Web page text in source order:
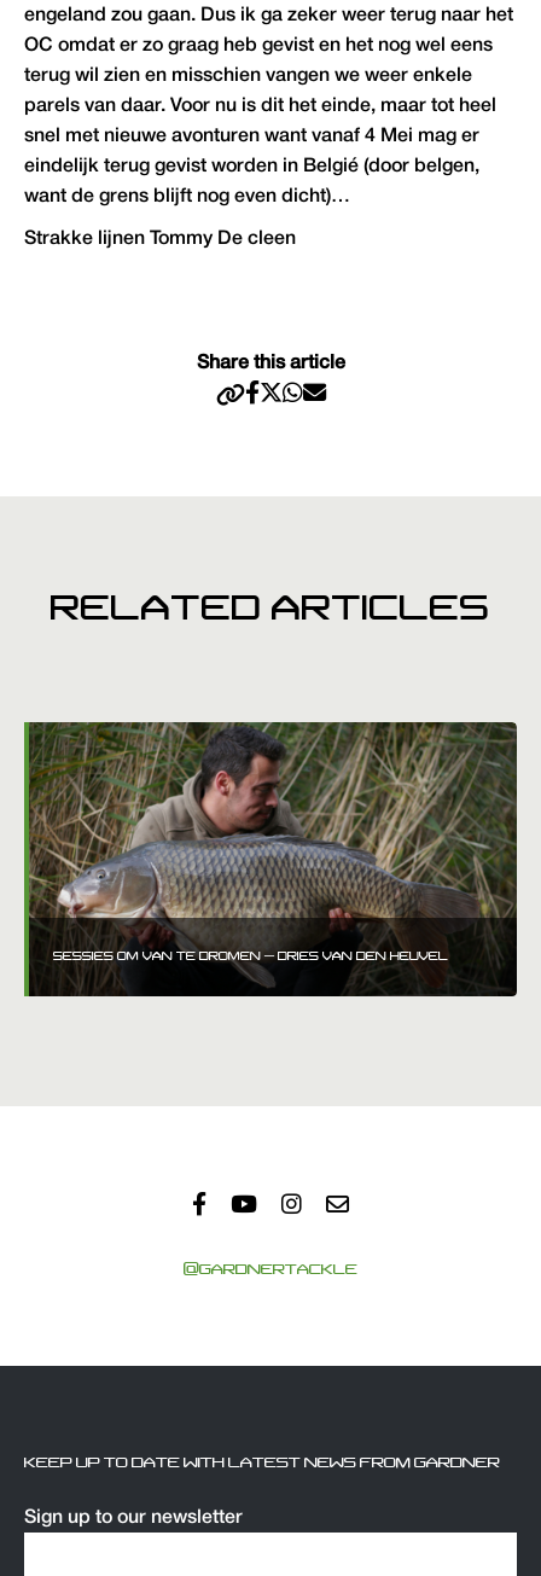
engeland zou gaan. Dus ik ga zeker weer terug naar het
OC omdat er zo graag heb gevist en het nog wel eens
terug wil zien en misschien vangen we weer enkele
parels van daar. Voor nu is dit het einde, maar tot heel
snel met nieuwe avonturen want vanaf 4 Mei mag er
eindelijk terug gevist worden in Belgié (door belgen,
want de grens blijft nog even dicht)…
Strakke lijnen Tommy De cleen
Share this article
RELATED ARTICLES
SESSIES OM VAN TE DROMEN – DRIES VAN DEN HEUVEL
@GARDNERTACKLE
KEEP UP TO DATE WITH LATEST NEWS FROM GARDNER
Sign up to our newsletter